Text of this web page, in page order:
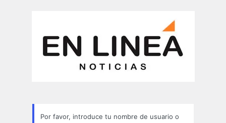
Por favor, introduce tu nombre de usuario o